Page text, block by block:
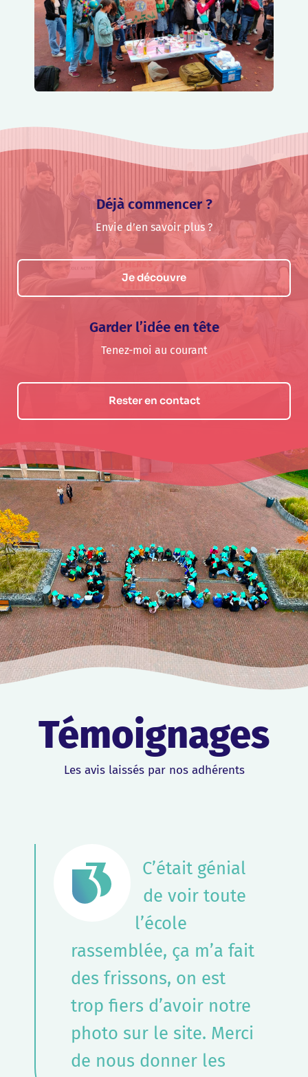
Déjà commencer ?
Envie d’en savoir plus ?
Je découvre
Garder l’idée en tête
Tenez-moi au courant
Rester en contact
Témoignages
Les avis laissés par nos adhérents
C’était génial
de voir toute
l’école
rassemblée, ça m’a fait
des frissons, on est
trop fiers d’avoir notre
photo sur le site. Merci
de nous donner les